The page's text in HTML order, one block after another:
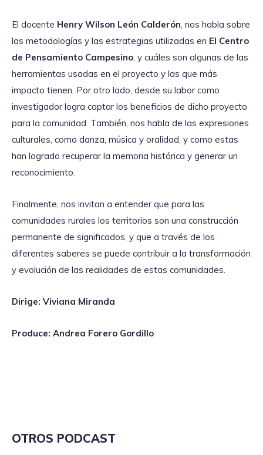
El docente Henry Wilson León Calderón , nos habla sobre
las metodologías y las estrategias utilizadas en El Centro
de Pensamiento Campesino , y cuáles son algunas de las
herramientas usadas en el proyecto y las que más
impacto tienen. Por otro lado, desde su labor como
investigador logra captar los beneficios de dicho proyecto
para la comunidad. También, nos habla de las expresiones
culturales, como danza, música y oralidad, y como estas
han logrado recuperar la memoria histórica y generar un
reconocimiento.
Finalmente, nos invitan a entender que para las
comunidades rurales los territorios son una construcción
permanente de significados, y que a través de los
diferentes saberes se puede contribuir a la transformación
y evolución de las realidades de estas comunidades.
Dirige: Viviana Miranda
Produce: Andrea Forero Gordillo
OTROS PODCAST